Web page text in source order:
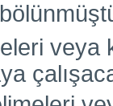
veya